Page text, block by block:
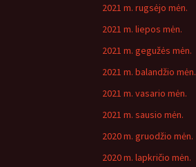
2021 m. rugsėjo mėn.
2021 m. liepos mėn.
2021 m. gegužės mėn.
2021 m. balandžio mėn.
2021 m. vasario mėn.
2021 m. sausio mėn.
2020 m. gruodžio mėn.
2020 m. lapkričio mėn.